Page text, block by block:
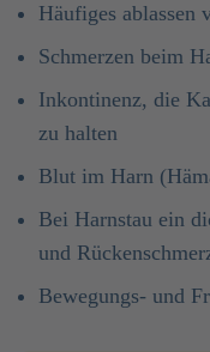
Häufiges
Schmerzen beim
Inkontinenz, die
zu halten
Blut im Harn
Bei Harnstau ein
und
Bewegungs- und